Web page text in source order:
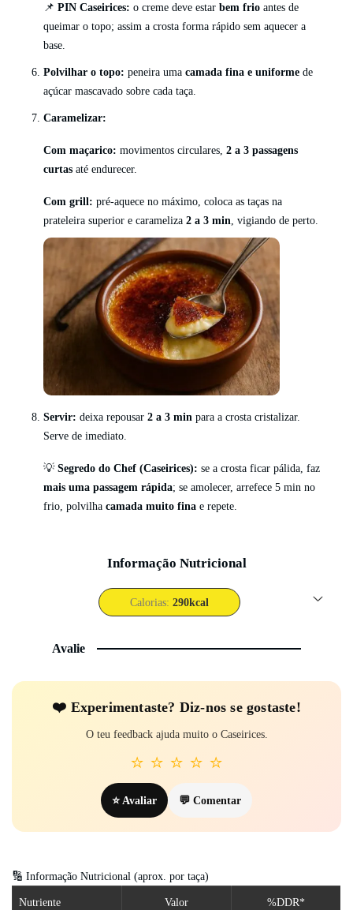
📌 PIN Caseirices: o creme deve estar bem frio antes de
queimar o topo; assim a crosta forma rápido sem aquecer a
base.
Polvilhar o topo: peneira uma camada fina e uniforme de
açúcar mascavado sobre cada taça.
Caramelizar:
Com maçarico: movimentos circulares, 2 a 3 passagens
curtas até endurecer.
Com grill: pré-aquece no máximo, coloca as taças na
prateleira superior e carameliza 2 a 3 min, vigiando de perto.
Servir: deixa repousar 2 a 3 min para a crosta cristalizar.
Serve de imediato.
💡Segredo do Chef (Caseirices): se a crosta ficar pálida, faz
mais uma passagem rápida; se amolecer, arrefece 5 min no
frio, polvilha camada muito fina e repete.
Informação Nutricional
Calorias: 290kcal
Avalie
❤️ Experi­mentaste? Diz-nos se gostaste!
O teu feedback ajuda muito o Caseirices.
⭐ ⭐ ⭐ ⭐ ⭐
⭐ Avaliar 💬 Comentar
🔢 Informação Nutricional (aprox. por taça)
Nutriente Valor %DDR*